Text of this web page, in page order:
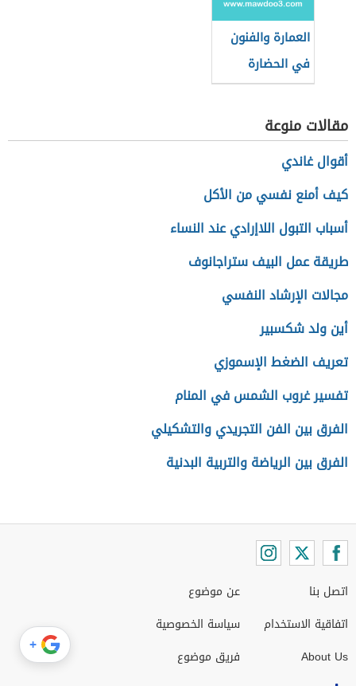
العمارة والفنون
في الحضارة
الإسلامية
مقالات منوعة
أقوال غاندي
كيف أمنع نفسي من الأكل
أسباب التبول اللاإرادي عند النساء
طريقة عمل البيف ستراجانوف
مجالات الإرشاد النفسي
أين ولد شكسبير
تعريف الضغط الإسموزي
تفسير غروب الشمس في المنام
الفرق بين الفن التجريدي والتشكيلي
الفرق بين الرياضة والتربية البدنية
اتصل بنا
اتفاقية الاستخدام
About Us
عن موضوع
سياسة الخصوصية
فريق موضوع
+